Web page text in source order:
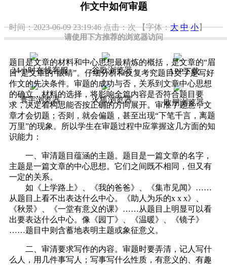
请使用下方推荐的浏览器访问
24小时在线客服 谷歌浏览器 APP下载
寰宇浏览器 火狐浏览器 欧朋浏览器
作文中如何审题
时间：2023-06-09 23:19:46点击：次 【字体：大 中 小】
题目是文章的材料和中心思想最精炼的概括，是文章的“眉
目”是文章的“眼睛”。仔细分析和反复考究题目文字是写好
作文的先决条件。审题的成功与否，关系到文章中心思想
的确立，材料的选择，将影响全篇内容是否符合题目要
求，决定着构思能否按正确的方向展开。审准了题意，文
章才会切题；否则，就会偏题，甚至出现“下笔千言，离题
万里”的现象。所以学生在审题过程中应掌握这几方面的知
识能力：
一、审清题目蕴涵的主题。题目是一篇文章的名字，
主题是一篇文章的中心思想。它们之间既不相同，但又有
一定的关系。
如《上学路上》、《我的爸爸》、《集市见闻》……
从题目上看不出表达什么中心。《助人为乐的x x x》、
《秋景》、《一堂有意义的课》……从题目上明显可以看
出要表达什么中心。像《园丁》、《温暖》、《镜子》
……题目中则含蓄地表明主题或象征意义。
二、审清要求写作的内容。审题时要弄清，记人写什
么人，用几件事写人；写事写什么性质，有意义的、有趣